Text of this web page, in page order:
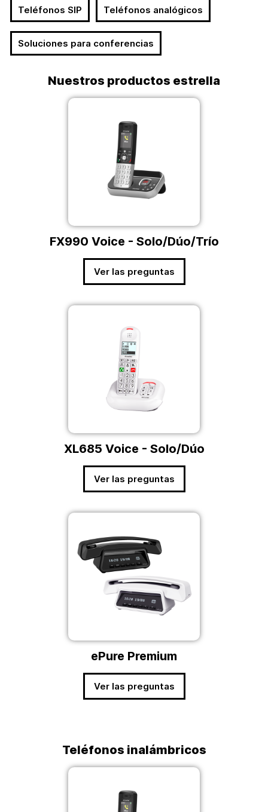
Teléfonos SIP Teléfonos analógicos
Soluciones para conferencias
Nuestros productos estrella
FX990 Voice - Solo/Dúo/Trío
Ver las preguntas
XL685 Voice - Solo/Dúo
Ver las preguntas
ePure Premium
Ver las preguntas
Teléfonos inalámbricos